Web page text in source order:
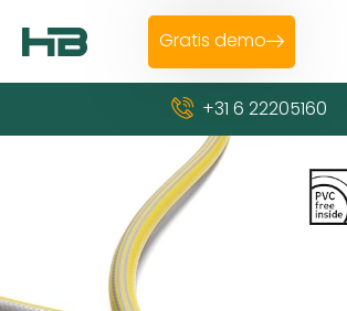
Gratis demo
+31 6 22205160